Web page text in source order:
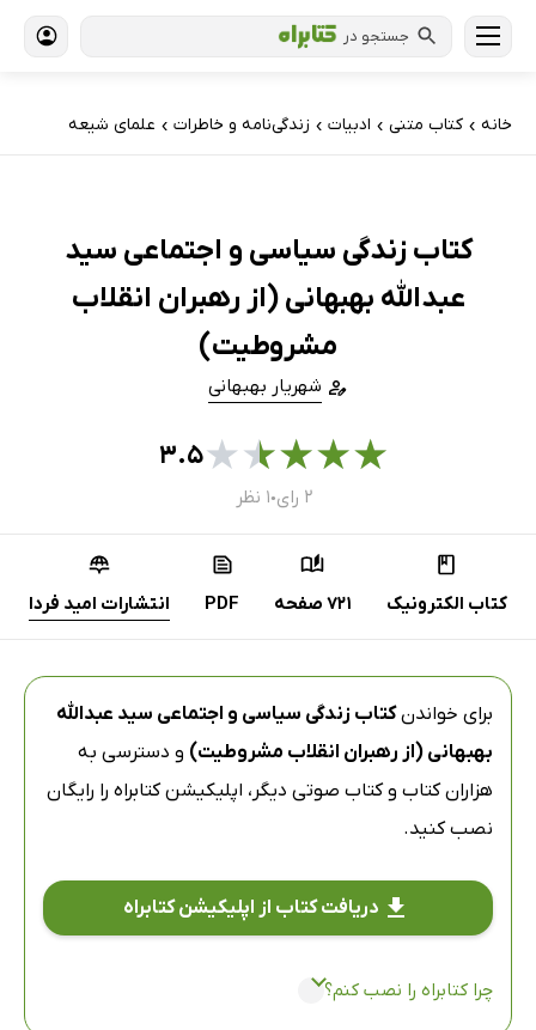
جستجو در
خانه › کتاب‌ متنی › ادبیات › زندگی‌نامه و خاطرات › علمای شیعه
کتاب زندگی سیاسی و اجتماعی سید
عبدالله بهبهانی (از رهبران انقلاب
مشروطیت)
شهریار بهبهانی
★
★
★
★
★۳.۵
۲ رای ● ۱ نظر
کتاب الکترونیک 721 صفحه PDF انتشارات امید فردا
برای خواندنکتاب زندگی سیاسی و اجتماعی سید عبدالله
بهبهانی (از رهبران انقلاب مشروطیت) و دسترسی به
هزاران کتاب و کتاب صوتی دیگر، اپلیکیشن کتابراه را رایگان
نصب کنید.
دریافت کتاب از اپلیکیشن کتابراه
چرا کتابراه را نصب کنم؟